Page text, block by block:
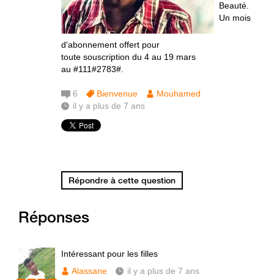
Beauté.
Un mois
d'abonnement offert pour
toute souscription du 4 au 19 mars
au #111#2783#.
6 Bienvenue
Mouhamed
il y a plus de 7 ans
Répondre à cette question
Réponses
Intéressant pour les filles
Alassane
il y a plus de 7 ans